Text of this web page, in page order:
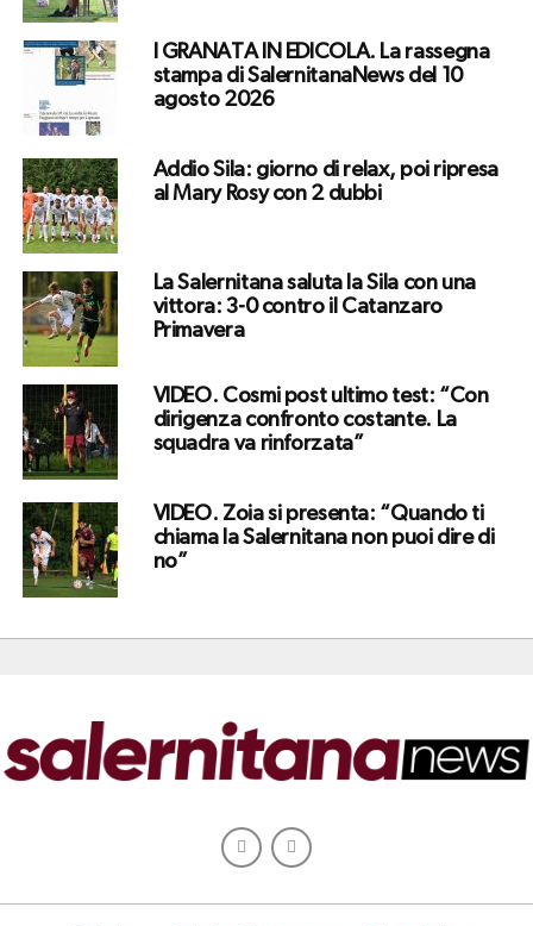
I GRANATA IN EDICOLA. La rassegna
stampa di SalernitanaNews del 10
agosto 2026
Addio Sila: giorno di relax, poi ripresa
al Mary Rosy con 2 dubbi
La Salernitana saluta la Sila con una
vittora: 3-0 contro il Catanzaro
Primavera
VIDEO. Cosmi post ultimo test: “Con
dirigenza confronto costante. La
squadra va rinforzata”
VIDEO. Zoia si presenta: “Quando ti
chiama la Salernitana non puoi dire di
no”